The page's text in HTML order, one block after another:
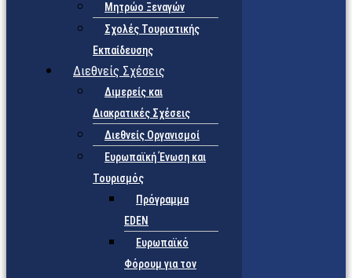
Μητρώο Ξεναγών
Σχολές Τουριστικής
Εκπαίδευσης
Διεθνείς Σχέσεις
Διμερείς και
Διακρατικές Σχέσεις
Διεθνείς Οργανισμοί
Ευρωπαϊκή Ένωση και
Τουρισμός
Πρόγραμμα
EDEN
Ευρωπαϊκό
Φόρουμ για τον